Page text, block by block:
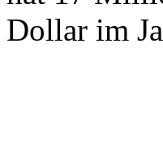
Dollar im